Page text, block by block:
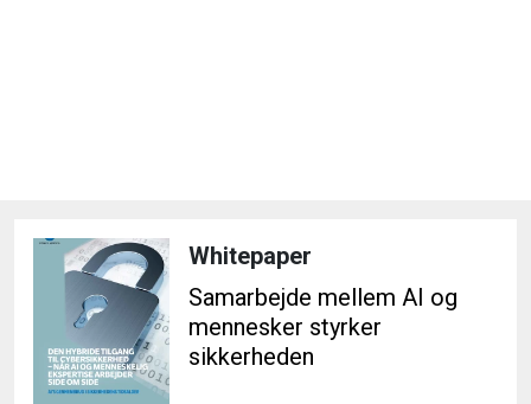
Whitepaper
Samarbejde mellem AI og
mennesker styrker
sikkerheden